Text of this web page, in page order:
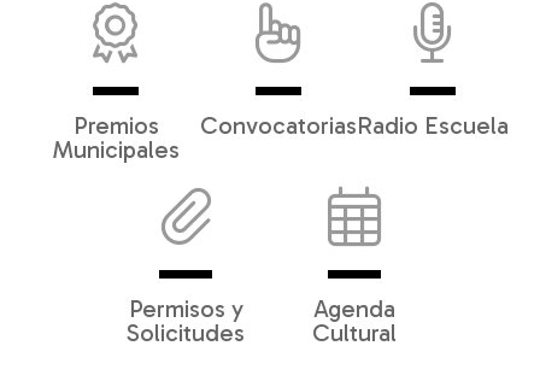
Premios
Municipales
ConvocatoriasRadio Escuela
Permisos y
Solicitudes
Agenda
Cultural